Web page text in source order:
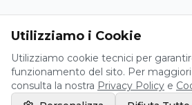
Utilizziamo i Cookie
Utilizziamo cookie tecnici per
funzionamento del sito. Per
consulta la nostra Privacy Policy e